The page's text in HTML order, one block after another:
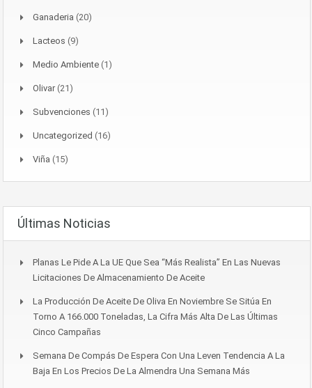
Ganaderia (20)
Lacteos (9)
Medio Ambiente (1)
Olivar(21)
Subvenciones (11)
Uncategorized (16)
Viña (15)
Últimas Noticias
Planas Le Pide A La UE Que Sea “más Realista” En Las Nuevas
Licitaciones De Almacenamiento De Aceite
La Producción De Aceite De Oliva En Noviembre Se Sitúa En
Torno A 166.000 Toneladas, La Cifra Más Alta De Las Últimas
Cinco Campañas
Semana De Compás De Espera Con Una Leven Tendencia A La
Baja En Los Precios De La Almendra Una Semana Más